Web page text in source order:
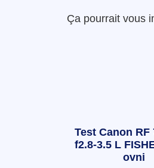
Ça pourrait vous
Test Canon RF
f2.8-3.5 L
ovni